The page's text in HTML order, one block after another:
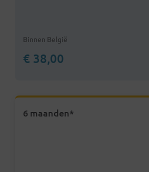
Binnen België
€ 38,00
6 maanden*